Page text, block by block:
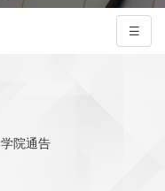
学院通告